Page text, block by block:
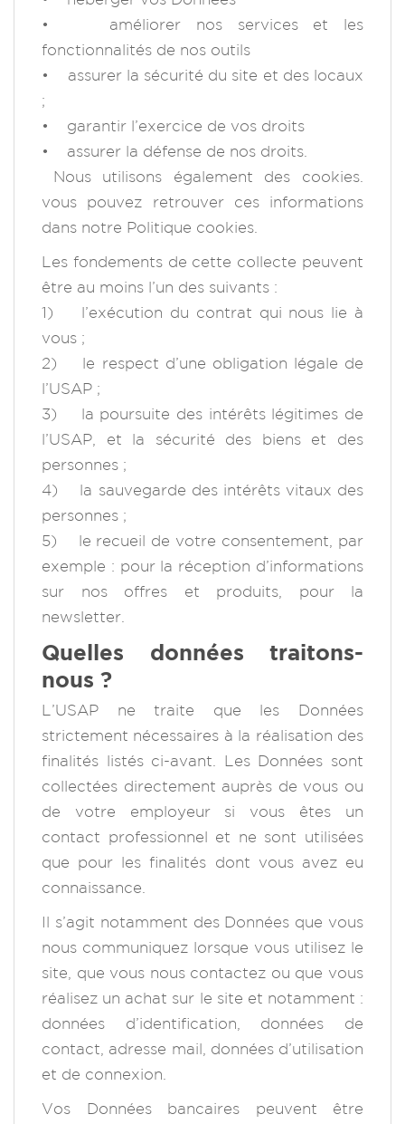
• améliorer nos services et les
fonctionnalités de nos outils
• assurer la sécurité du site et des locaux
;
• garantir l’exercice de vos droits
• assurer la défense de nos droits.
Nous utilisons également des cookies.
vous pouvez retrouver ces informations
dans notre Politique cookies.
Les fondements de cette collecte peuvent
être au moins l’un des suivants :
1) l’exécution du contrat qui nous lie à
vous ;
2) le respect d’une obligation légale de
l’USAP ;
3) la poursuite des intérêts légitimes de
l’USAP, et la sécurité des biens et des
personnes ;
4) la sauvegarde des intérêts vitaux des
personnes ;
5) le recueil de votre consentement, par
exemple : pour la réception d’informations
sur nos offres et produits, pour la
newsletter.
Quelles données traitons-
nous ?
L’USAP ne traite que les Données
strictement nécessaires à la réalisation des
finalités listés ci-avant. Les Données sont
collectées directement auprès de vous ou
de votre employeur si vous êtes un
contact professionnel et ne sont utilisées
que pour les finalités dont vous avez eu
connaissance.
Il s’agit notamment des Données que vous
nous communiquez lorsque vous utilisez le
site, que vous nous contactez ou que vous
réalisez un achat sur le site et notamment :
données d’identification, données de
contact, adresse mail, données d’utilisation
et de connexion.
Vos Données bancaires peuvent être